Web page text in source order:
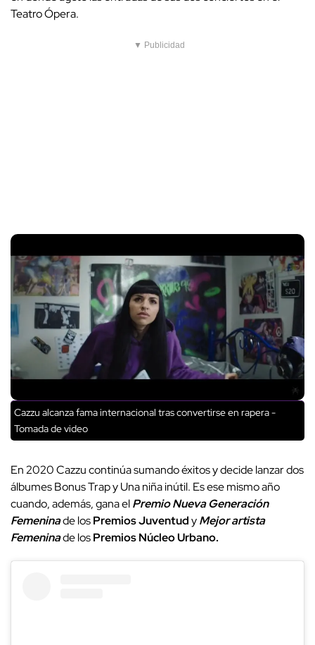
Teatro Ópera.
▼ Publicidad
Cazzu alcanza fama internacional tras convertirse en rapera -
Tomada de video
En 2020 Cazzu continúa sumando éxitos y decide lanzar dos
álbumes Bonus Trap y Una niña inútil. Es ese mismo año
cuando, además, gana elPremio Nueva Generación
Femeninade losPremios JuventudyMejor artista
Femeninade losPremios Núcleo Urbano.